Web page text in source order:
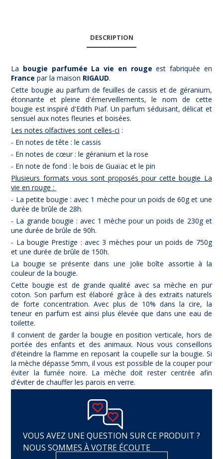
(1 avis)
DESCRIPTION
La bougie parfumée La vie en rouge est fabriquée en
France par la maison RIGAUD.
Cette bougie au parfum de feuilles de cassis et de géranium,
étonnante et pleine d'émerveillements, le nom de cette
bougie est inspiré d'Edith Piaf. Un parfum séduisant, délicat et
sensuel aux notes fleuries et boisées.
Les notes olfactives sont celles-ci :
- En notes de tête : le cassis
- En notes de cœur : le géranium et la rose
- En note de fond : le bois de Guaïac et le pin
Plusieurs formats vous sont proposés pour cette bougie La
vie en rouge :
- La petite bougie : avec 1 mèche pour un poids de 60g et une
durée de brûle de 28h.
- La grande bougie : avec 1 mèche pour un poids de 230g et
une durée de brûle de 90h.
- La bougie Prestige : avec 3 mèches pour un poids de 750g
et une durée de brûle de 150h.
La bougie se présente dans une jolie boîte assortie à la
couleur de la bougie.
Cette bougie est de grande qualité avec sa mèche en pur
coton. Son parfum est élaboré grâce à des extraits naturels
de forte concentration. Avec plus de 10% dans la cire, la
teneur en parfum est ainsi plus élevée que dans une eau de
toilette.
Il convient de garder la bougie en position verticale, hors de
portée des enfants et des animaux. Nous vous conseillons
d'éteindre la flamme en reposant la coupelle sur la bougie. Si
la mèche dépasse 5mm, il vous est possible de la couper pour
éviter la fumée noire. La mèche doit rester centrée afin
d'éviter de chauffer les parois en verre.
VOUS AVEZ UNE QUESTION SUR CE PRODUIT ?
NOUS SOMMES À VOTRE ÉCOUTE